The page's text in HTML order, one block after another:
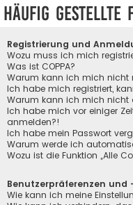
Häufig gestellte
Registrierung und
Wozu muss ich mich
Was ist COPPA?
Warum kann ich mich nicht
Ich habe mich registriert,
Warum kann ich mich nicht
Ich habe mich vor einiger
anmelden?!
Ich habe mein Passwort
Warum werde ich
Wozu ist die Funktion „Alle
Benutzerpräferenzen und
Wie kann ich meine